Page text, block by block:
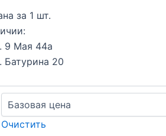
за 1 шт.
9 Мая 44а
Батурина 20
Очистить